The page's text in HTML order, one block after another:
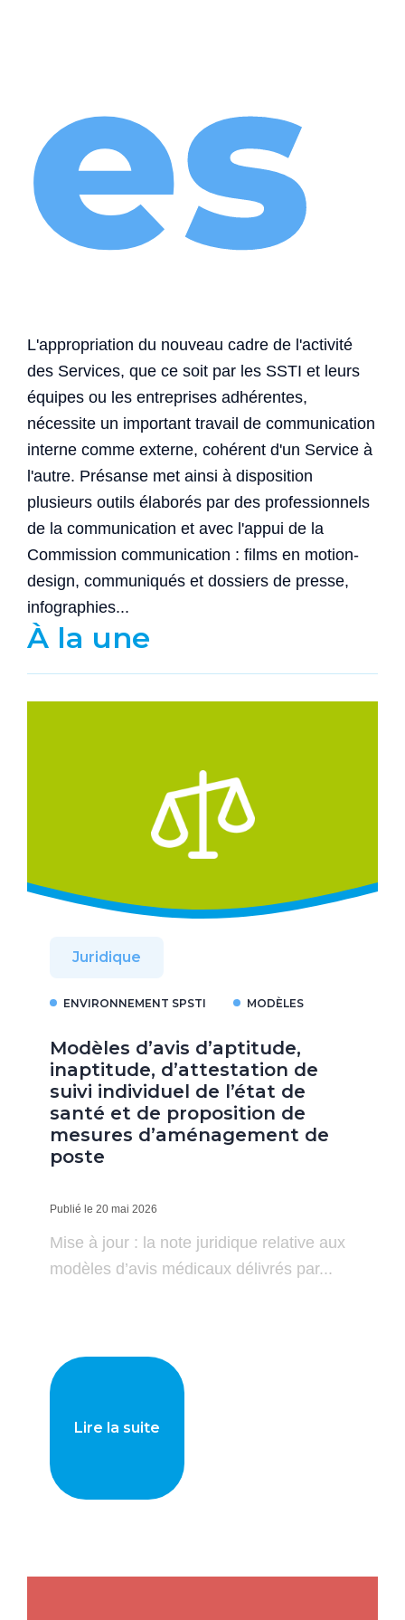
es
L'appropriation du nouveau cadre de l'activité
des Services, que ce soit par les SSTI et leurs
équipes ou les entreprises adhérentes,
nécessite un important travail de communication
interne comme externe, cohérent d'un Service à
l'autre. Présanse met ainsi à disposition
plusieurs outils élaborés par des professionnels
de la communication et avec l'appui de la
Commission communication : films en motion-
design, communiqués et dossiers de presse,
infographies...
À la une
Juridique
ENVIRONNEMENT SPSTI MODÈLES
Modèles d’avis d’aptitude,
inaptitude, d’attestation de
suivi individuel de l’état de
santé et de proposition de
mesures d’aménagement de
poste
Publié le 20 mai 2026
Mise à jour : la note juridique relative aux
modèles d’avis médicaux délivrés par...
Lire la suite